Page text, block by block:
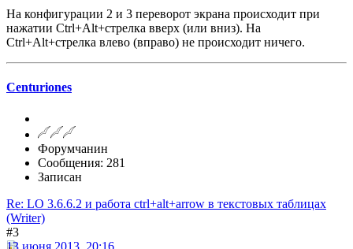
На конфигурации 2 и 3 переворот экрана происходит при
нажатии Ctrl+Alt+стрелка вверх (или вниз). На
Ctrl+Alt+стрелка влево (вправо) не происходит ничего.
Centuriones
Форумчанин
Сообщения: 281
Записан
Re: LO 3.6.6.2 и работа ctrl+alt+arrow в текстовых таблицах
(Writer)
#3
13 июня 2013, 20:16